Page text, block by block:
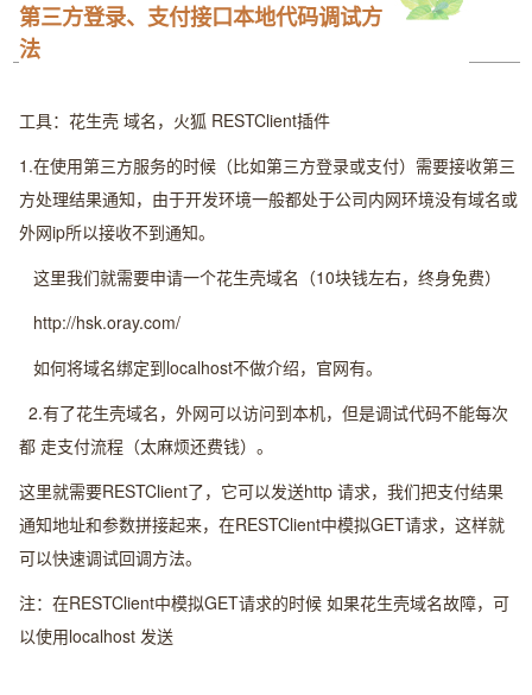
第三方登录、支付接口本地代码调试方
法
工具：花生壳 域名，火狐 RESTClient插件
1.在使用第三方服务的时候（比如第三方登录或支付）需要接收第三
方处理结果通知，由于开发环境一般都处于公司内网环境没有域名或
外网ip所以接收不到通知。
这里我们就需要申请一个花生壳域名（10块钱左右，终身免费）
http://hsk.oray.com/
如何将域名绑定到localhost不做介绍，官网有。
2.有了花生壳域名，外网可以访问到本机，但是调试代码不能每次
都 走支付流程（太麻烦还费钱）。
这里就需要RESTClient了，它可以发送http 请求，我们把支付结果
通知地址和参数拼接起来，在RESTClient中模拟GET请求，这样就
可以快速调试回调方法。
注：在RESTClient中模拟GET请求的时候 如果花生壳域名故障，可
以使用localhost 发送